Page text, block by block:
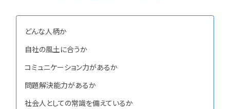
どんな人柄か
自社の風土に合うか
コミュニケーション力があるか
問題解決能力があるか
社会人としての常識を備えているか